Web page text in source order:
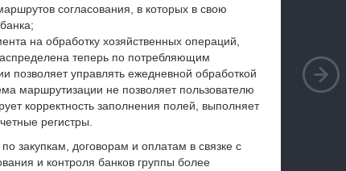
согласования, в которых в свою
на обработку хозяйственных операций,
теперь по потребляющим
управлять ежедневной обработкой
маршрутизации не позволяет пользователю
корректность заполнения полей, выполняет
регистры.
закупкам, договорам и оплатам в связке с
и контроля банков группы более